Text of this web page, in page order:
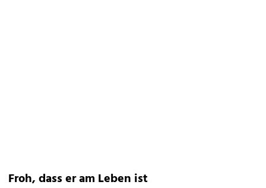
Froh, dass er am Leben ist